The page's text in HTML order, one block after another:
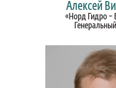
Алексей
«Норд Гидро –